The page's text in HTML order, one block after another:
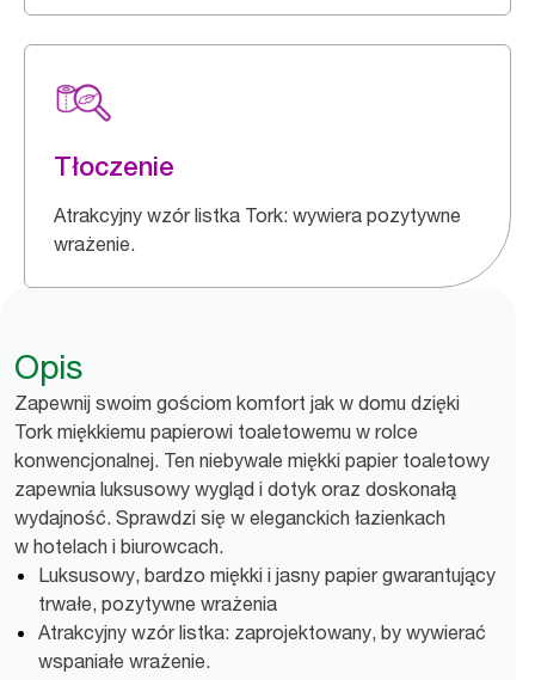
Tłoczenie
Atrakcyjny wzór listka Tork: wywiera pozytywne
wrażenie.
Opis
Zapewnij swoim gościom komfort jak w domu dzięki
Tork miękkiemu papierowi toaletowemu w rolce
konwencjonalnej. Ten niebywale miękki papier toaletowy
zapewnia luksusowy wygląd i dotyk oraz doskonałą
wydajność. Sprawdzi się w eleganckich łazienkach
w hotelach i biurowcach.
Luksusowy, bardzo miękki i jasny papier gwarantujący
trwałe, pozytywne wrażenia
Atrakcyjny wzór listka: zaprojektowany, by wywierać
wspaniałe wrażenie.